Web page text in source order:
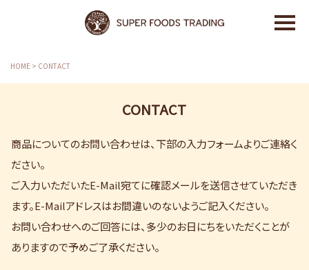
HOME > CONTACT
CONTACT
商品についてのお問い合わせは、下部の入力フォームよりご連絡く
ださい。
ご入力いただいたE-Mail宛てに確認メールを送信させていただき
ます。E-Mailアドレスはお間違いのないようご記入ください。
お問い合わせへのご回答には、多少のお日にちをいただくことが
ありますので予めご了承ください。